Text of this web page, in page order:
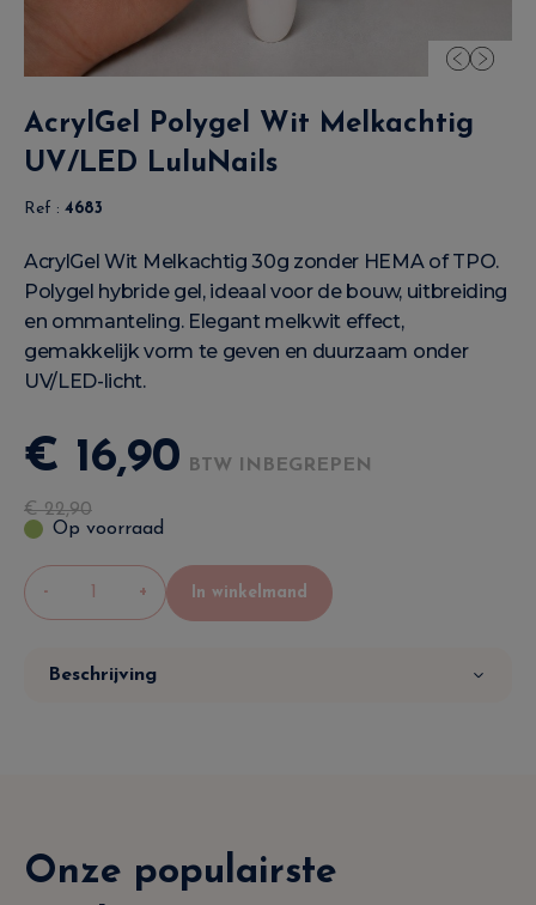
AcrylGel Polygel Wit Melkachtig
UV/LED LuluNails
Ref : 4683
AcrylGel Wit Melkachtig 30g zonder HEMA of TPO.
Polygel hybride gel, ideaal voor de bouw, uitbreiding
en ommanteling. Elegant melkwit effect,
gemakkelijk vorm te geven en duurzaam onder
UV/LED-licht.
€ 16,90 BTW INBEGREPEN
€22,90
Op voorraad
- + In winkelmand
Beschrijving
Onze populairste